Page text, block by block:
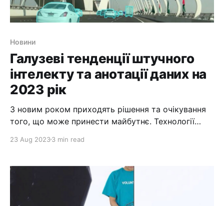
Новини
Галузеві тенденції штучного
інтелекту та анотації даних на
2023 рік
З новим роком приходять рішення та очікування
того, що може принести майбутнє. Технології
йти в ногу з цими досягненнями та галузевими
кришталевої кулі. Однак ми можемо дивитися на
дані й тенденції та екстраполювати їх. У
23 Aug 20233 min read